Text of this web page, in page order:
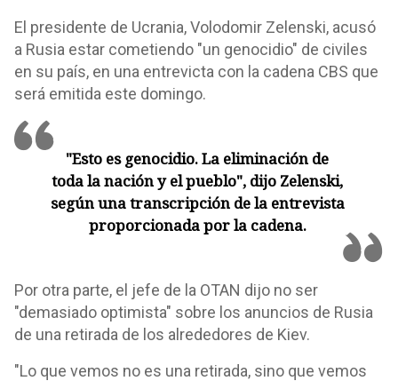
El presidente de Ucrania, Volodomir Zelenski, acusó
a Rusia estar cometiendo "un genocidio" de civiles
en su país, en una entrevicta con la cadena CBS que
será emitida este domingo.
"Esto es genocidio. La eliminación de
toda la nación y el pueblo", dijo Zelenski,
según una transcripción de la entrevista
proporcionada por la cadena.
Por otra parte, el jefe de la OTAN dijo no ser
"demasiado optimista" sobre los anuncios de Rusia
de una retirada de los alrededores de Kiev.
"Lo que vemos no es una retirada, sino que vemos